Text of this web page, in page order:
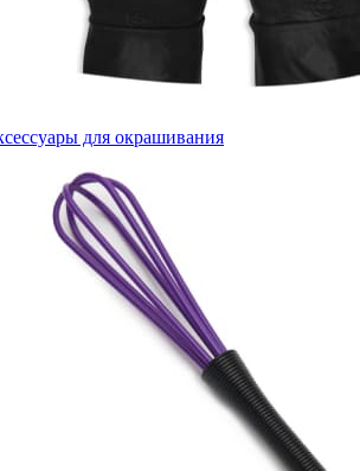
для окрашивания